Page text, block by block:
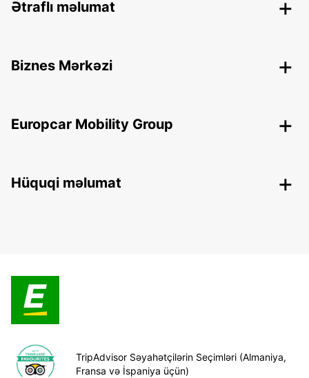
Ətraflı məlumat
Biznes Mərkəzi
Europcar Mobility Group
Hüquqi məlumat
TripAdvisor Səyahətçilərin Seçimləri (Almaniya,
Fransa və İspaniya üçün)